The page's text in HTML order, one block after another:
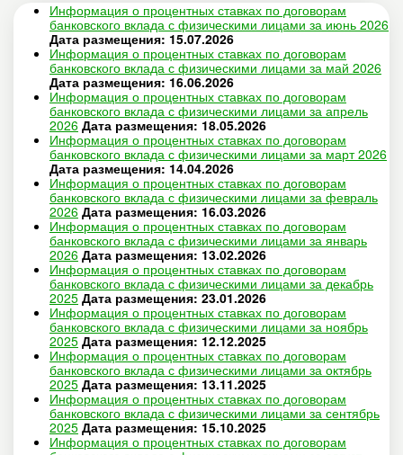
Информация о процентных ставках по договорам
банковского вклада с физическими лицами за июнь 2026
Дата размещения: 15.07.2026
Информация о процентных ставках по договорам
банковского вклада с физическими лицами за май 2026
Дата размещения: 16.06.2026
Информация о процентных ставках по договорам
банковского вклада с физическими лицами за апрель
2026 Дата размещения: 18.05.2026
Информация о процентных ставках по договорам
банковского вклада с физическими лицами за март 2026
Дата размещения: 14.04.2026
Информация о процентных ставках по договорам
банковского вклада с физическими лицами за февраль
2026 Дата размещения: 16.03.2026
Информация о процентных ставках по договорам
банковского вклада с физическими лицами за январь
2026 Дата размещения: 13.02.2026
Информация о процентных ставках по договорам
банковского вклада с физическими лицами за декабрь
2025 Дата размещения: 23.01.2026
Информация о процентных ставках по договорам
банковского вклада с физическими лицами за ноябрь
2025 Дата размещения: 12.12.2025
Информация о процентных ставках по договорам
банковского вклада с физическими лицами за октябрь
2025 Дата размещения: 13.11.2025
Информация о процентных ставках по договорам
банковского вклада с физическими лицами за сентябрь
2025 Дата размещения: 15.10.2025
Информация о процентных ставках по договорам